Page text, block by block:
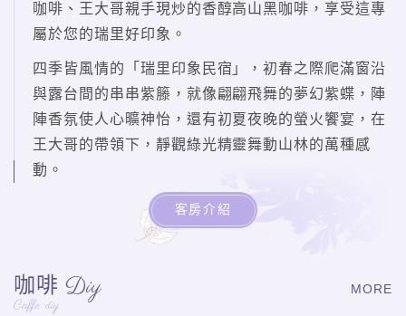
咖啡、王大哥親手現炒的香醇高山黑咖啡，享受這專
屬於您的瑞里好印象。
四季皆風情的「瑞里印象民宿」，初春之際爬滿窗沿
與露台間的串串紫籐，就像翩翩飛舞的夢幻紫蝶，陣
陣香氛使人心曠神怡，還有初夏夜晚的螢火饗宴，在
王大哥的帶領下，靜觀綠光精靈舞動山林的萬種感
動。
客房介紹
咖啡 Diy
Caffe diy
MORE